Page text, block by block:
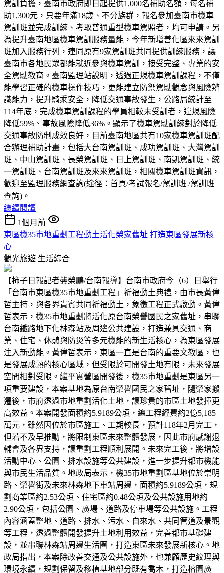
駕訓負擔，臺南市政府即日起提供1,000名補助名額，每名補
助1,300元，只要年滿18歲、不分族群，報名參加臺南市機車
駕訓班並完成訓練、考取普通重型機車駕照者，均可申請。另
為提升臺南地區機車駕訓服務量能，今年新增善化區來來駕訓
班加入服務行列，連同原有9家駕訓班共同提供訓練服務，讓
臺南市各地民眾都能就近參與機車駕訓，接受完整、專業的安
全駕駛教育。臺南監理站說明，透過正規機車駕訓課程，不僅
能學習正確的機車操作技巧，更能建立防禦駕駛觀念與風險辨
識能力，提升騎乘安全，降低交通事故發生，公路局統計至
114年底，完成機車駕訓課程的學員相較未受訓者，違規風險
降低59%、事故風險降低36%。顯示了機車駕駛訓練對於降低
交通事故防制成效良好，目前臺南地區共有10家機車駕訓班配
合辦理補助計畫，包括大台南駕訓班、成功駕訓班、大灣駕訓
班、中山駕訓班、長榮駕訓班、日上駕訓班、南凱駕訓班、統
一駕訓班、台南駕訓班及來來駕訓班，相關機車駕訓班資訊，
歡迎至監理服務網查詢(途徑：首頁/考試報名/駕訓班 /駕訓班
查詢)。
繼續閱讀
1個月前
東區機35市地重劃工程動土活化榮家舊址 打造東區發展新核
心
觀光旅遊 生活綜合
【柿子日報記者龔榮鵬/台南報導】台南市政府今（6）日舉行
「台南市東區機35市地重劃工程」祈福動土典禮，由市長黃偉
哲主持，與各界貴賓共同祈福動土，象徵工程正式啟動。黃偉
哲表示，機35市地重劃將活化原台南榮譽國民之家舊址，串聯
台南鐵路地下化林森站及周邊公共建設，打造兼具交通、商
業、住宅、休憩與防災等多元機能的新生活核心，為東區發展
注入新動能。黃偉哲表示，東區一直是台南的重要文教區，也
是發展成熟的核心區域，但受限於可開發土地有限，未來發展
空間相對受限。繼平實營區開發後，機35市地重劃是東區另一
項重要建設，本案基地為原台南榮譽國民之家舊址，隨榮家搬
遷後，市府透過市地重劃活化土地，讓珍貴的市區土地發揮更
高效益。本案開發面積約5.9189公頃，總工程經費約2億5,185
萬元，雖然因位於市區施工、工期較長，預計118年2月完工，
但若不及早推動，將限制東區未來整體發展，因此市府感謝退
輔會及各界支持，讓重劃工程順利展開。未來完工後，將增設
活動中心、公園、排水設施等公共建設，進一步提升都市機能
與市民生活品質。地政局表示，機35市地重劃區基地位於崇明
路、榮譽街及未來林森地下車站周邊，面積約5.9189公頃，規
劃商業區約2.53公頃、住宅區約0.48公頃及公共設施用地約
2.90公頃，包括公園、廣場、道路及停車場等公共設施。工程
內容涵蓋整地、道路、排水、污水、自來水、共同管道及景觀
等工程，透過整體開發提升土地利用效益，完善都市基礎建
設，並串聯林森站周邊生活圈，打造東區未來發展新核心。地
政局指出，本案除改善交通及公共設施外，也兼顧歷史紋理與
環境永續，規劃保留及移植基地部分既有喬木，打造榕園廣